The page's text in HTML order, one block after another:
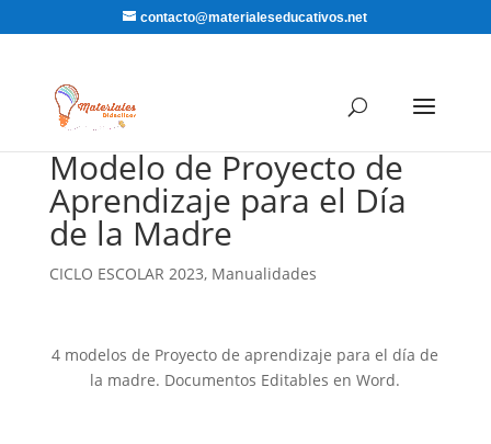
contacto@materialeseducativos.net
Modelo de Proyecto de
Aprendizaje para el Día
de la Madre
CICLO ESCOLAR 2023, Manualidades
4 modelos de Proyecto de aprendizaje para el día de
la madre. Documentos Editables en Word.